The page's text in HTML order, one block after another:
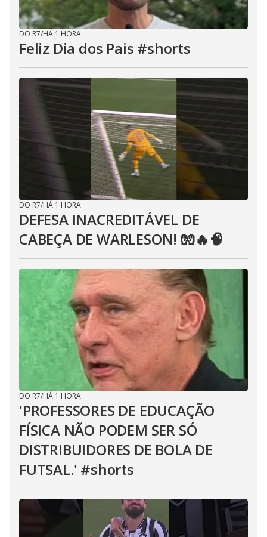
DO R7/HÁ 1 HORA
Feliz Dia dos Pais #shorts
DO R7/HÁ 1 HORA
DEFESA INACREDITÁVEL DE
CABEÇA DE WARLESON! 🧤🔥🧠
DO R7/HÁ 1 HORA
'PROFESSORES DE EDUCAÇÃO
FÍSICA NÃO PODEM SER SÓ
DISTRIBUIDORES DE BOLA DE
FUTSAL.' #shorts